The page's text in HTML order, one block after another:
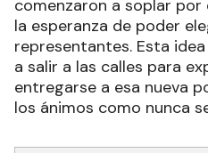
comenzaron a soplar
la esperanza de poder
representantes. Esta
a salir a las calles para
entregarse a esa nueva
los ánimos como nunca